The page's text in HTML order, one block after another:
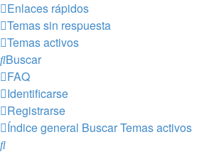
Enlaces rápidos
Temas sin respuesta
Temas activos
Buscar
FAQ
Identificarse
Registrarse
Índice general BuscarTemas activos
Buscar